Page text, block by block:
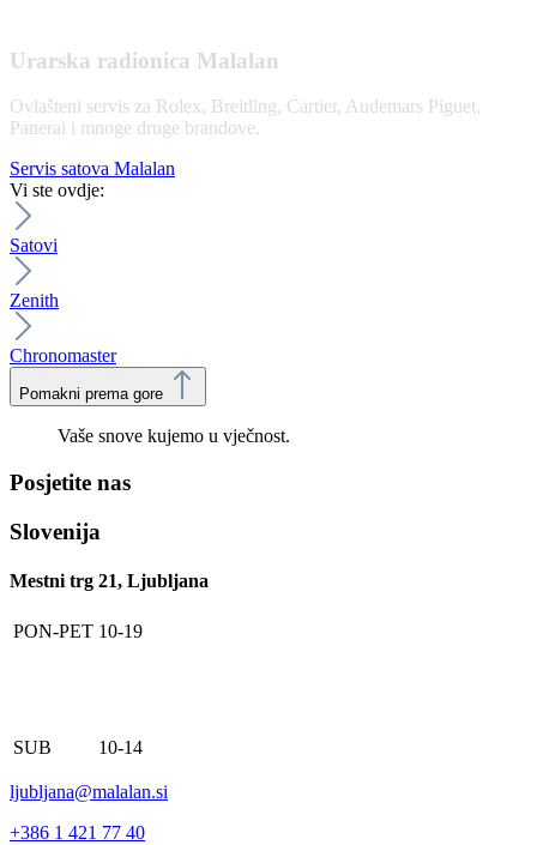
Urarska radionica Malalan
Ovlašteni servis za Rolex, Breitling, Cartier, Audemars Piguet,
Panerai i mnoge druge brandove.
Servis satova Malalan
Vi ste ovdje:
Satovi
Zenith
Chronomaster
Pomakni prema gore
Vaše snove kujemo u vječnost.
Posjetite nas
Slovenija
Mestni trg 21, Ljubljana
PON-PET 10-19
SUB 10-14
ljubljana@malalan.si
+386 1 421 77 40